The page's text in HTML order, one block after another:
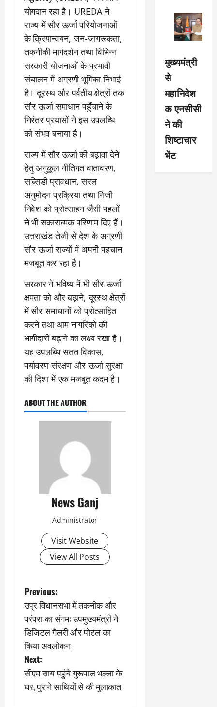
योगदान रहा है। UREDA ने
राज्य में सौर ऊर्जा परियोजनाओं
के क्रियान्वयन, जन-जागरूकता,
तकनीकी मार्गदर्शन तथा विभिन्न
सरकारी योजनाओं के प्रभावी
संचालन में अग्रणी भूमिका निभाई
है। दूरस्थ और पर्वतीय क्षेत्रों तक
सौर ऊर्जा समाधान पहुँचाने के
निरंतर प्रयासों ने इस उपलब्धि
को संभव बनाया है।
राज्य में सौर ऊर्जा की बढ़ावा देने
हेतु अनुकूल नीतिगत वातावरण,
सब्सिडी प्रावधान, सरल
अनुमोदन प्रक्रिया तथा निजी
निवेश को प्रोत्साहन जैसी पहलों
ने भी सकारात्मक परिणाम दिए हैं।
उत्तराखंड तेजी से देश के अग्रणी
सौर ऊर्जा राज्यों में अपनी पहचान
मजबूत कर रहा है।
सरकार ने भविष्य में भी सौर ऊर्जा
क्षमता को और बढ़ाने, दूरस्थ क्षेत्रों
में सौर समाधानों को प्रोत्साहित
करने तथा आम नागरिकों की
भागीदारी बढ़ाने का लक्ष्य रखा है।
यह उपलब्धि सतत विकास,
पर्यावरण संरक्षण और ऊर्जा सुरक्षा
की दिशा में एक मजबूत कदम है।
ABOUT THE AUTHOR
News Ganj
Administrator
Visit Website
View All Posts
P
o
s
t
n
a
Previous:
उप्र विधानसभा में तकनीक और
परंपरा का संगम: उपमुख्यमंत्री ने
डिजिटल गैलरी और पोर्टल का
किया अवलोकन
Next:
सीएम साय पहुंचे गुरूपाल भल्ला के
घर, पुराने साथियों से की मुलाकात
मुख्यमंत्री
से
महानिदेश
क एनसीसी
ने की
शिष्टाचार
भेंट